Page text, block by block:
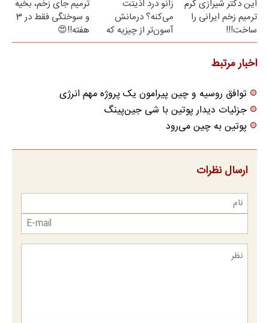
این دکتر شیرازی کرم
ترمیم زخم ایرانی را
ساخت!!!
زانو درد اذیتت
می‌کنه؟ درمانش
آسون‌تر از چیزیه که
فکر
ترمیم جای زخم، بخیه
و سوختگی فقط در 3
هفته!!😍
اخبار مرتبط
توافق روسیه و چین پیرامون یک پروژه مهم انرژی
جزئیات دیدار پوتین با شی جین‌پینگ
پوتین به چین می‌رود
ارسال نظرات